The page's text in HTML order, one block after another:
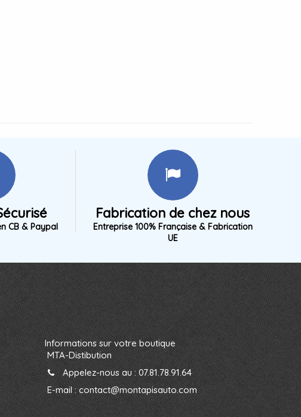
CB & Paypal
Fabrication de chez nous
Entreprise 100% Française & Fabrication
UE
Informations sur votre boutique
MTA-Distibution
Appelez-nous au : 07.81.78.91.64
E-mail :contact@montapisauto.com